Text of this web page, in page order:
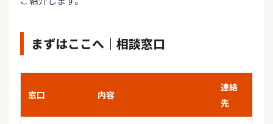
まずはここへ｜相談窓口
窓口 内容
連絡
先